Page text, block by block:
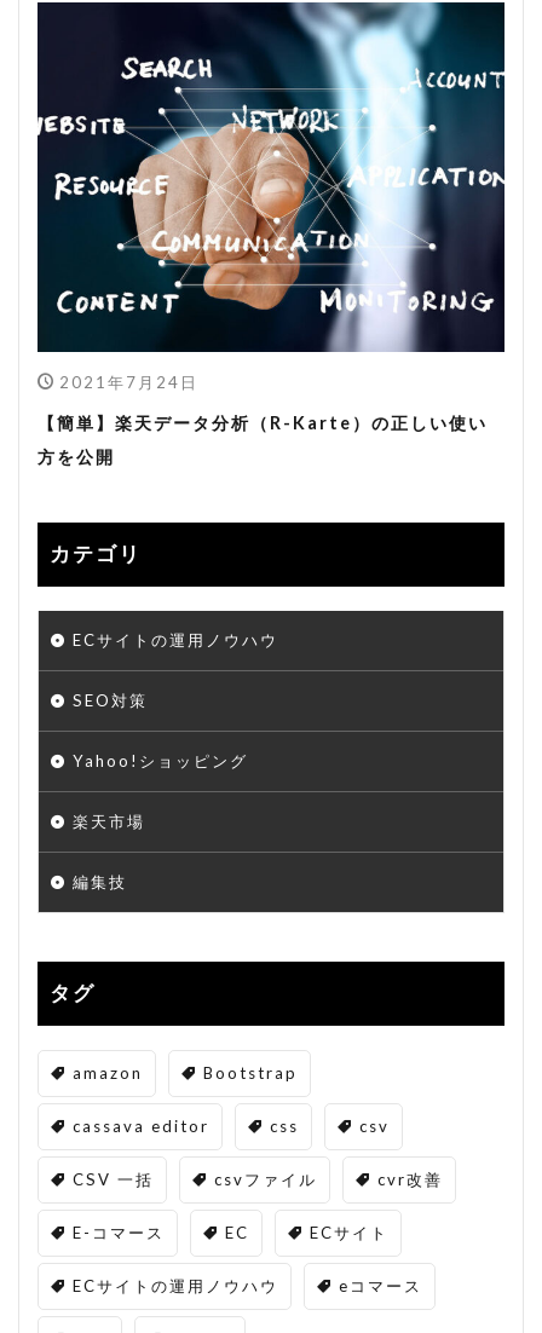
2021年7月24日
【簡単】楽天データ分析（R-Karte）の正しい使い
方を公開
カテゴリ
ECサイトの運用ノウハウ
SEO対策
Yahoo!ショッピング
楽天市場
編集技
タグ
amazon Bootstrap
cassava editor css csv
CSV 一括 csvファイル cvr改善
E-コマース EC ECサイト
ECサイトの運用ノウハウ eコマース